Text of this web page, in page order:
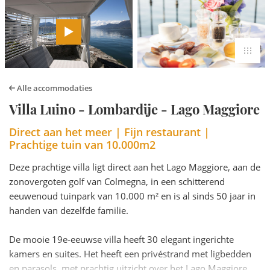
Alle accommodaties
Villa Luino - Lombardije - Lago Maggiore
Direct aan het meer | Fijn restaurant |
Prachtige tuin van 10.000m2
Deze prachtige villa ligt direct aan het Lago Maggiore, aan de
zonovergoten golf van Colmegna, in een schitterend
eeuwenoud tuinpark van 10.000 m² en is al sinds 50 jaar in
handen van dezelfde familie.
De mooie 19e-eeuwse villa heeft 30 elegant ingerichte
kamers en suites. Het heeft een privéstrand met ligbedden